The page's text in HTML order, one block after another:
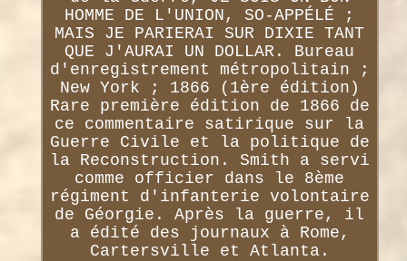
HOMME DE L'UNION, SO-APPÉLÉ ;
MAIS JE PARIERAI SUR DIXIE TANT
QUE J'AURAI UN DOLLAR. Bureau
d'enregistrement métropolitain ;
New York ; 1866 (1ère édition)
Rare première édition de 1866 de
ce commentaire satirique sur la
Guerre Civile et la politique de
la Reconstruction. Smith a servi
comme officier dans le 8ème
régiment d'infanterie volontaire
de Géorgie. Après la guerre, il
a édité des journaux à Rome,
Cartersville et Atlanta.